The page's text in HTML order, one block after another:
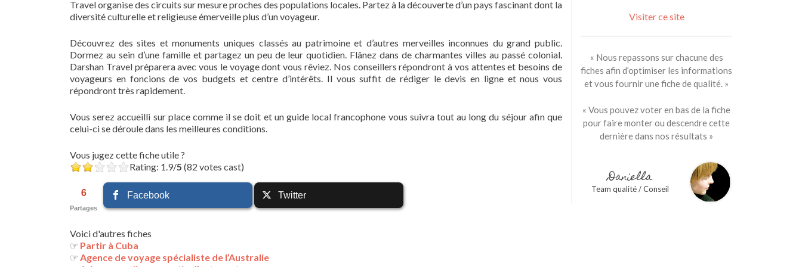
Travel organise des circuits sur mesure proches des populations locales. Partez à la découverte d’un pays fascinant dont la
diversité culturelle et religieuse émerveille plus d’un voyageur.
Découvrez des sites et monuments uniques classés au patrimoine et d’autres merveilles inconnues du grand public.
Dormez au sein d’une famille et partagez un peu de leur quotidien. Flânez dans de charmantes villes au passé colonial.
Darshan Travel préparera avec vous le voyage dont vous rêviez. Nos conseillers répondront à vos attentes et besoins de
voyageurs en foncions de vos budgets et centre d’intérêts. Il vous suffit de rédiger le devis en ligne et nous vous
répondront très rapidement.
Vous serez accueilli sur place comme il se doit et un guide local francophone vous suivra tout au long du séjour afin que
celui-ci se déroule dans les meilleures conditions.
Vous jugez cette fiche utile ?
Rating: 1.9/5 (82 votes cast)
6
Partages
Facebook Twitter
Voici d'autres fiches
☞ Partir à Cuba
☞ Agence de voyage spécialiste de l’Australie
Visiter ce site
« Nous repassons sur chacune des
fiches afin d’optimiser les informations
et vous fournir une fiche de qualité. »
« Vous pouvez voter en bas de la fiche
pour faire monter ou descendre cette
dernière dans nos résultats »
Daniella
Team qualité / Conseil